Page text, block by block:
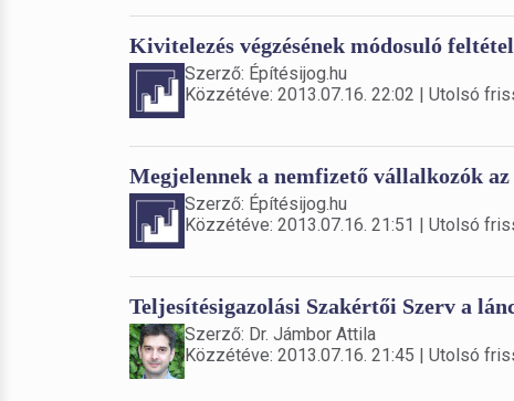
Kivitelezés végzésének módosuló
Szerző: Építésijog.hu
Közzétéve: 2013.07.16. 22:02 | Utolsó
Megjelennek a nemfizető vállalkozók
Szerző: Építésijog.hu
Közzétéve: 2013.07.16. 21:51 | Utolsó
Teljesítésigazolási Szakértői Szerv a
Szerző: Dr. Jámbor Attila
Közzétéve: 2013.07.16. 21:45 | Utolsó